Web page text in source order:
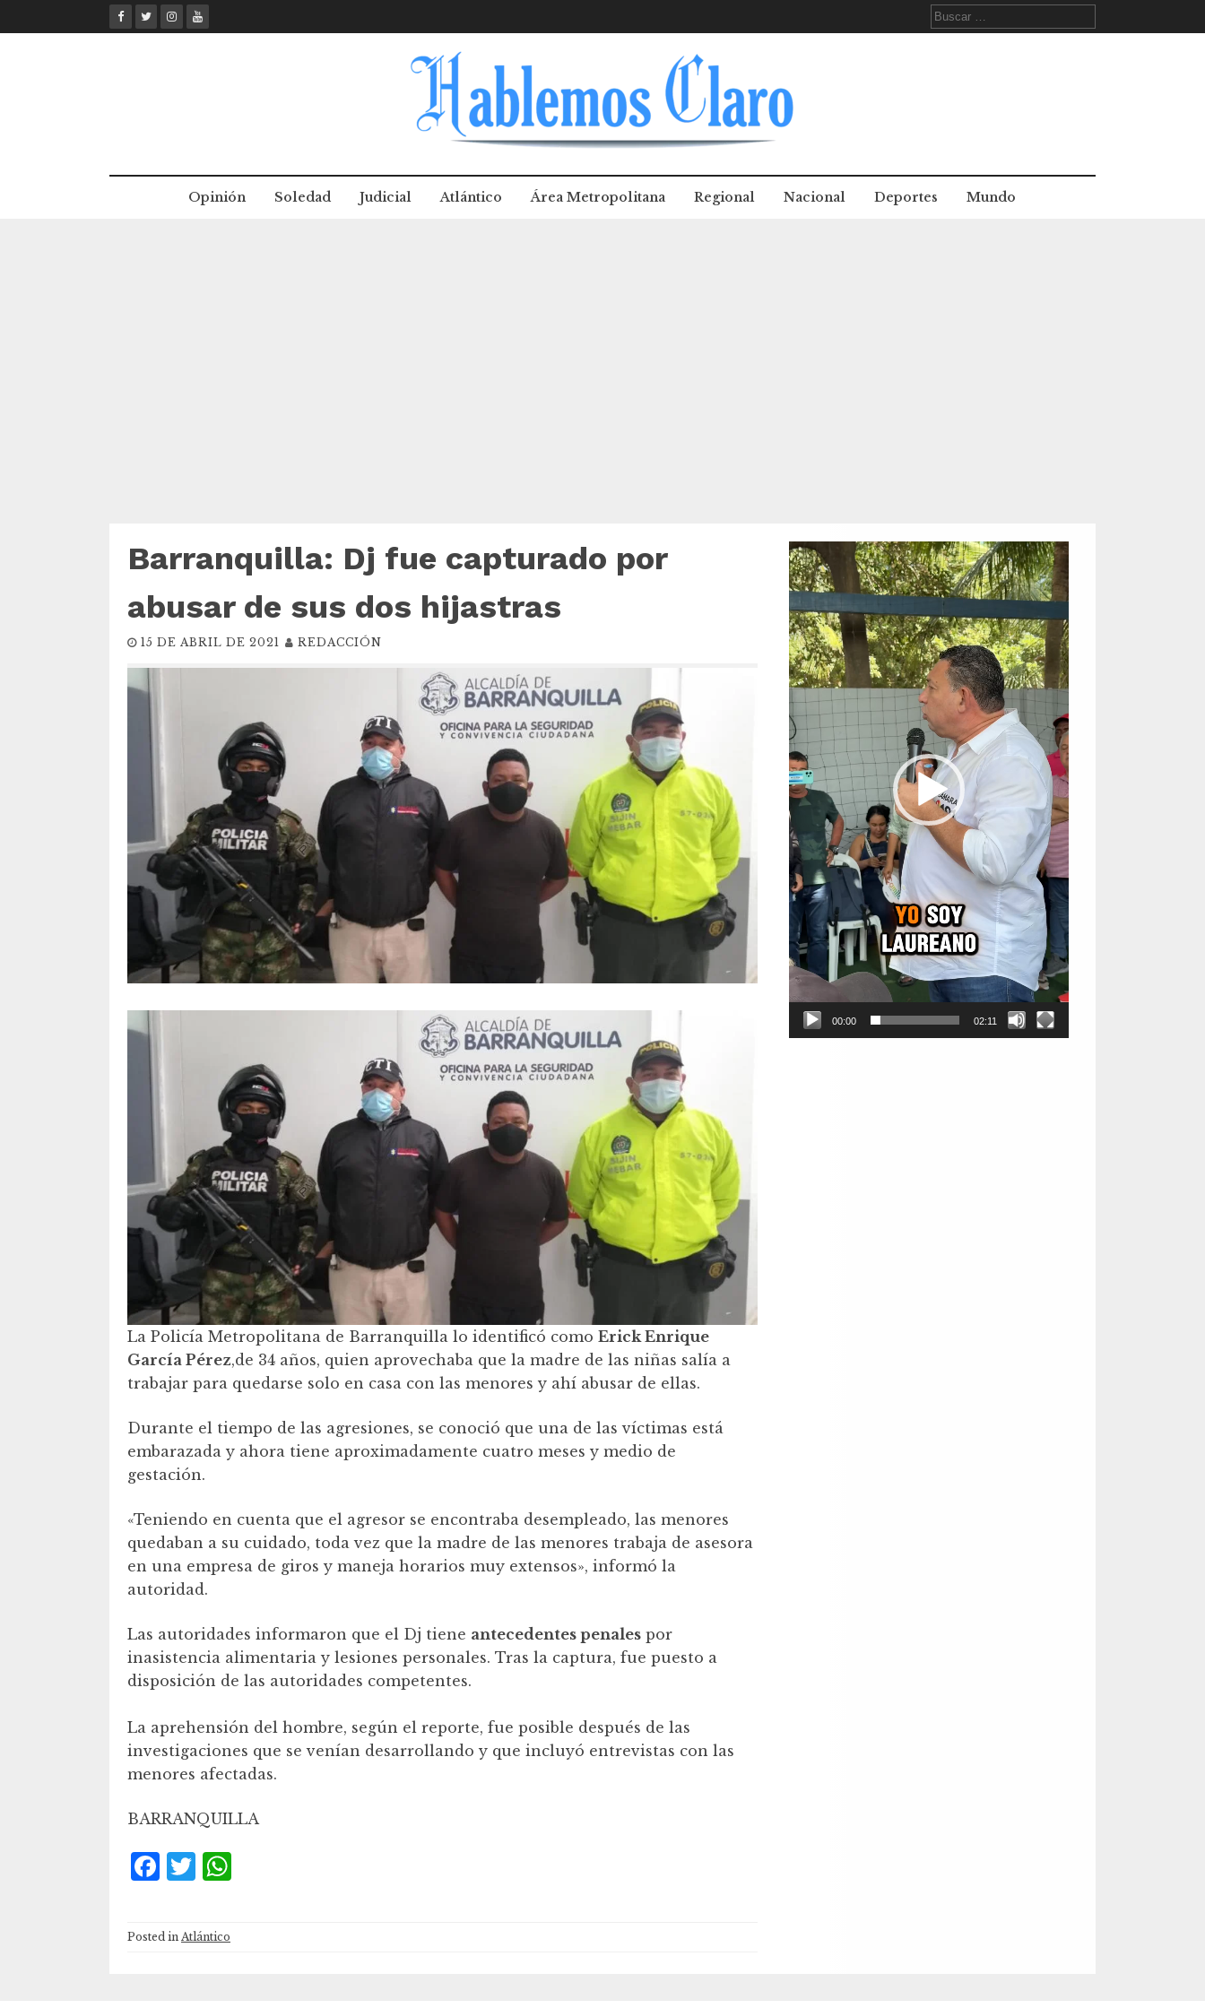
to
Buscar:
Opinión Soledad Judicial Atlántico Área Metropolitana Regional Nacional Deportes Mundo
Barranquilla: Dj fue capturado por
abusar de sus dos hijastras
15 DE ABRIL DE 2021 REDACCIÓN
La Policía Metropolitana de Barranquilla lo identificó como Erick Enrique
García Pérez,de 34 años, quien aprovechaba que la madre de las niñas salía a
trabajar para quedarse solo en casa con las menores y ahí abusar de ellas.
Durante el tiempo de las agresiones, se conoció que una de las víctimas está
embarazada y ahora tiene aproximadamente cuatro meses y medio de
gestación.
«Teniendo en cuenta que el agresor se encontraba desempleado, las menores
quedaban a su cuidado, toda vez que la madre de las menores trabaja de asesora
en una empresa de giros y maneja horarios muy extensos», informó la
autoridad.
Las autoridades informaron que el Dj tiene antecedentes penales por
inasistencia alimentaria y lesiones personales. Tras la captura, fue puesto a
disposición de las autoridades competentes.
La aprehensión del hombre, según el reporte, fue posible después de las
investigaciones que se venían desarrollando y que incluyó entrevistas con las
menores afectadas.
BARRANQUILLA
F
c
e
T
it
te
Posted in Atlántico
Reproductor
de
vídeo
00:00 02:11